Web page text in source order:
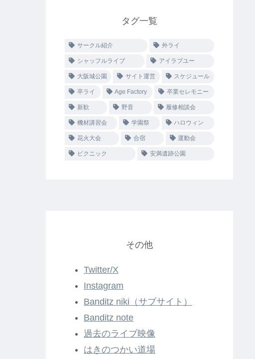
タグ一覧
サークル紹介 外ライ
シャッフルライブ アイラブユー
大阪城公園 サイト運営 スケジュール
卒ライ Age Factory 卒業セレモニー
新歓 野音 履修相談会
機材講習会 学園祭 ハロウィン
花火大会 合宿 運動会
ピクニック 安満遺跡公園
その他
Twitter/X
Instagram
Banditz niki（サブサイト）
Banditz note
過去のライブ映像
はきのつかい道場